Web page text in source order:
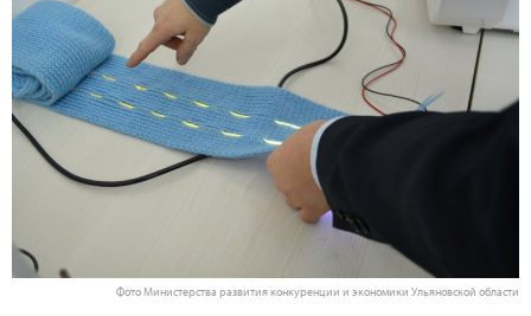
Фото Министерства развития конкуренции и экономики Ульяновской области